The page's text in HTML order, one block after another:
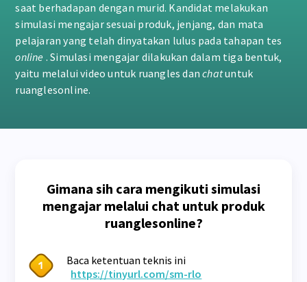
saat berhadapan dengan murid. Kandidat melakukan
simulasi mengajar sesuai produk, jenjang, dan mata
pelajaran yang telah dinyatakan lulus pada tahapan tes
online . Simulasi mengajar dilakukan dalam tiga bentuk,
yaitu melalui video untuk ruangles danchatuntuk
ruanglesonline.
Gimana sih cara mengikuti simulasi
mengajar melalui chat untuk produk
ruanglesonline?
Baca ketentuan teknis ini
https://tinyurl.com/sm-rlo